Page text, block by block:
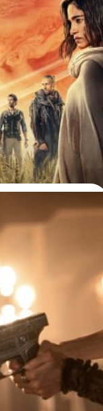
นการสร้าง
อนที่ภาคแรกจะ
ให้สัมภาษณ์ของ
บมหากาพย์อย่าง
ทั้ง 2 ภาค จะ
าก แถมติ
Moon' ทั้ง 2
R แยกจากฉบับปกติ